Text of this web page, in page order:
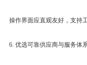
操作界面应直观友好，支持工
6. ‌优选可靠供应商与服务体